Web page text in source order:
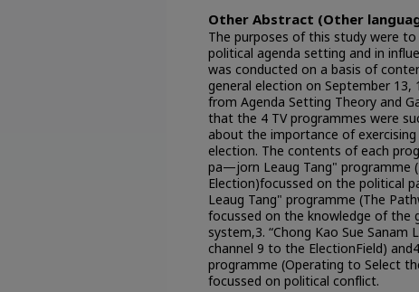
Other Abstract (Other
The purposes of this study were
political agenda setting and in
was conducted on a basis of
general election on September
from Agenda Setting Theory and
that the 4 TV programmes were
about the importance of
election. The contents of each
pa—jorn Leaug Tang" programme
Election)focussed on the political
Leaug Tang" programme (The
focussed on the knowledge of the
system,3. “Chong Kao Sue Sanam
channel 9 to the ElectionField)
programme (Operating to Select
focussed on political conflict.